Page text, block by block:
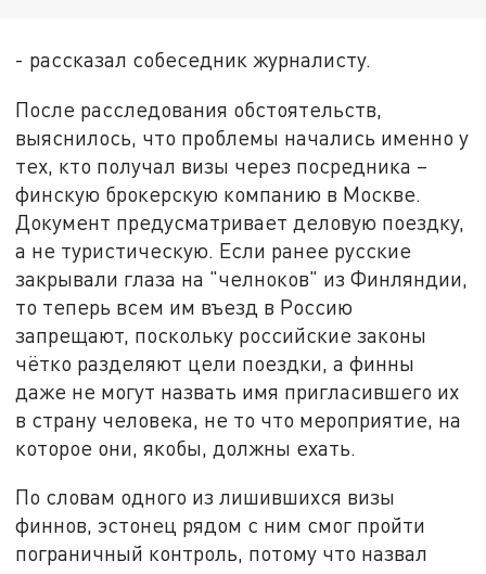
- рассказал собеседник журналисту.
После расследования обстоятельств,
выяснилось, что проблемы начались именно у
тех, кто получал визы через посредника –
финскую брокерскую компанию в Москве.
Документ предусматривает деловую поездку,
а не туристическую. Если ранее русские
закрывали глаза на "челноков" из Финляндии,
то теперь всем им въезд в Россию
запрещают, поскольку российские законы
чётко разделяют цели поездки, а финны
даже не могут назвать имя пригласившего их
в страну человека, не то что мероприятие, на
которое они, якобы, должны ехать.
По словам одного из лишившихся визы
финнов, эстонец рядом с ним смог пройти
пограничный контроль, потому что назвал